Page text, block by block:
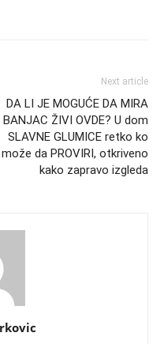
Next article
DA LI JE MOGUĆE DA MIRA
BANJAC ŽIVI OVDE? U dom
SLAVNE GLUMICE retko ko
može da PROVIRI, otkriveno
kako zapravo izgleda